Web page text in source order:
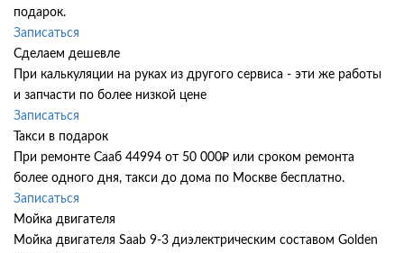
подарок.
Записаться
Сделаем дешевле
При калькуляции на руках из другого сервиса - эти же работы
и запчасти по более низкой цене
Записаться
Такси в подарок
При ремонте Сааб 44994 от 50 000₽ или сроком ремонта
более одного дня, такси до дома по Москве бесплатно.
Записаться
Мойка двигателя
Мойка двигателя Saab 9-3 диэлектрическим составом Golden